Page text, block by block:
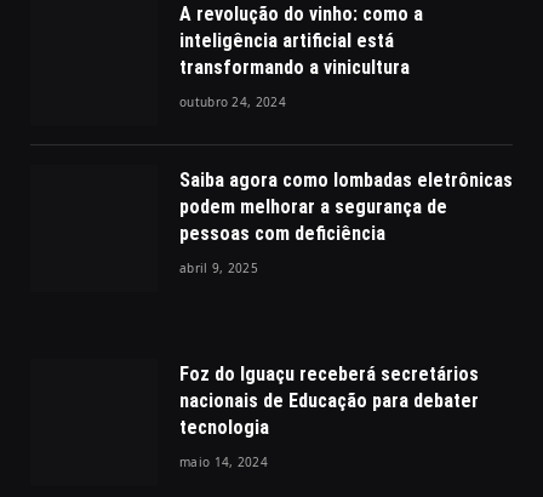
A revolução do vinho: como a
inteligência artificial está
transformando a vinicultura
outubro 24, 2024
Saiba agora como lombadas eletrônicas
podem melhorar a segurança de
pessoas com deficiência
abril 9, 2025
Foz do Iguaçu receberá secretários
nacionais de Educação para debater
tecnologia
maio 14, 2024